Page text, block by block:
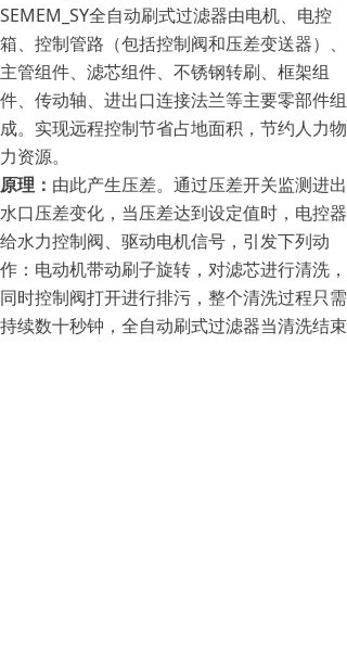
SEMEM_SY全自动刷式过滤器由电机、电控
箱、控制管路（包括控制阀和压差变送器）、
主管组件、滤芯组件、不锈钢转刷、框架组
件、传动轴、进出口连接法兰等主要零部件组
成。实现远程控制节省占地面积，节约人力物
力资源。
原理： 由此产生压差。通过压差开关监测进出
水口压差变化，当压差达到设定值时，电控器
给水力控制阀、驱动电机信号，引发下列动
作：电动机带动刷子旋转，对滤芯进行清洗，
同时控制阀打开进行排污，整个清洗过程只需
持续数十秒钟，全自动刷式过滤器当清洗结束